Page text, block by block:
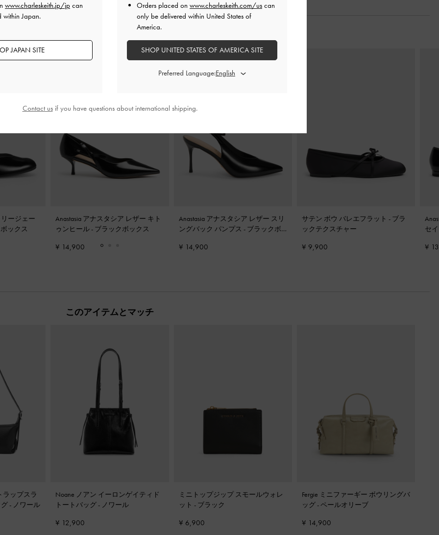
ージェー
ックス
Anastasia アナスタシア レザー キト
ゥンヒール - ブラックボックス
¥ 14,900
Anastasia アナスタシア レザー スリ
ングバック パンプス - ブラックボ
¥ 14,900
サテン ボウ バレエフラット - ブラ
ックテクスチャー
¥ 9,900
セ
¥
このアイテムとマッチ
ラップスラ
- ノワール
Noane ノアン イーロンゲイティド
トートバッグ - ノワール
¥ 12,900
ミニトップジップ スモールウォレ
ット - ブラック
¥ 6,900
Fergie ミニファーギー ボウリングバ
ッグ -ペールオリーブ
¥ 14,900
www.charleskeith.jp/jp can
within Japan.
JAPAN SITE
Orders placed on www.charleskeith.com/us can
only be delivered within United States of
America.
SHOP UNITED STATES OF AMERICA SITE
Preferred Language:
Contact usif you have questions about international shipping.